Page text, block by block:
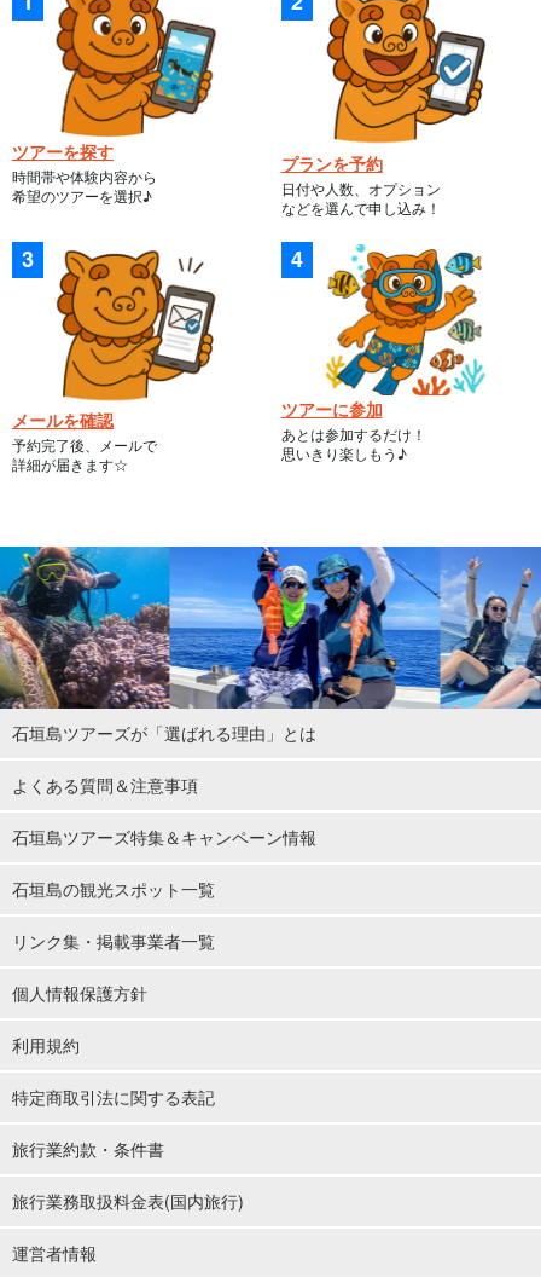
ツアーを探す
時間帯や体験内容から
希望のツアーを選択♪
プランを予約
日付や人数、オプション
などを選んで申し込み！
メールを確認
予約完了後、メールで
詳細が届きます☆
ツアーに参加
あとは参加するだけ！
思いきり楽しもう♪
石垣島ツアーズが「選ばれる理由」とは
よくある質問＆注意事項
石垣島ツアーズ特集＆キャンペーン情報
石垣島の観光スポット一覧
リンク集・掲載事業者一覧
個人情報保護方針
利用規約
特定商取引法に関する表記
旅行業約款・条件書
旅行業務取扱料金表(国内旅行)
運営者情報